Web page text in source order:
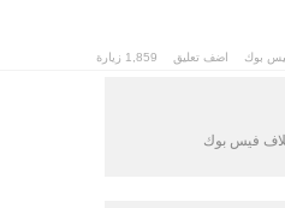
بوك اضف تعليق 1,859 زيارة
فيس بوك